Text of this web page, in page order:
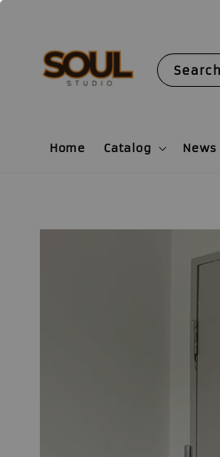
Search
Home Catalog News